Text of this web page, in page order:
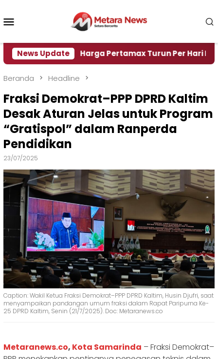
konten
News UpdateHarga Pertamax Turun Per Hari Ini, Segini
Beranda Headline
Fraksi Demokrat–PPP DPRD Kaltim
Desak Aturan Jelas untuk Program
“Gratispol” dalam Ranperda
Pendidikan
23/07/2025
Caption: Wakil Ketua Fraksi Demokrat–PPP DPRD Kaltim, Husin Djufri, saat
menyampaikan pandangan umum fraksi dalam Rapat Paripurna Ke-
25 DPRD Kaltim, Senin (21/7/2025). Doc: Metaranews.co
Metaranews.co, Kota Samarinda – Fraksi Demokrat–